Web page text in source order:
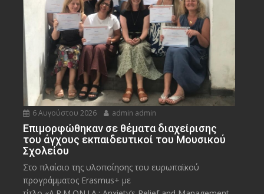
6 Αυγούστου 2026 admin admin
Eπιμορφώθηκαν σε θέματα διαχείρισης
του άγχους εκπαιδευτικοί του Μουσικού
Σχολείου
Στο πλαίσιο της υλοποίησης του ευρωπαϊκού
προγράμματος Erasmus+ με